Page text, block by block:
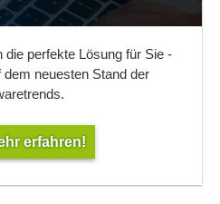
die perfekte Lösung für Sie -
dem neuesten Stand der
erfahren!